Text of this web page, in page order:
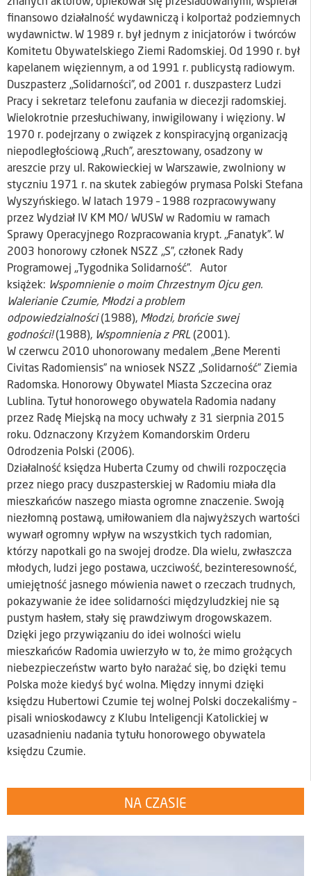
finansowo działalność wydawniczą i kolportaż podziemnych
wydawnictw. W 1989 r. był jednym z inicjatorów i twórców
Komitetu Obywatelskiego Ziemi Radomskiej. Od 1990 r. był
kapelanem więziennym, a od 1991 r. publicystą radiowym.
Duszpasterz „Solidarności”, od 2001 r. duszpasterz Ludzi
Pracy i sekretarz telefonu zaufania w diecezji radomskiej.
Wielokrotnie przesłuchiwany, inwigilowany i więziony. W
1970 r. podejrzany o związek z konspiracyjną organizacją
niepodległościową „Ruch”, aresztowany, osadzony w
areszcie przy ul. Rakowieckiej w Warszawie, zwolniony w
styczniu 1971 r. na skutek zabiegów prymasa Polski Stefana
Wyszyńskiego. W latach 1979 – 1988 rozpracowywany
przez Wydział IV KM MO/ WUSW w Radomiu w ramach
Sprawy Operacyjnego Rozpracowania krypt. „Fanatyk”. W
2003 honorowy członek NSZZ „S”, członek Rady
Programowej „Tygodnika Solidarność”. Autor
książek: Wspomnienie o moim Chrzestnym Ojcu gen.
Walerianie Czumie, Młodzi a problem
odpowiedzialności(1988), Młodzi, brońcie swej
godności!(1988), Wspomnienia z PRL (2001).
W czerwcu 2010 uhonorowany medalem „Bene Merenti
Civitas Radomiensis” na wniosek NSZZ „Solidarność” Ziemia
Radomska. Honorowy Obywatel Miasta Szczecina oraz
Lublina. Tytuł honorowego obywatela Radomia nadany
przez Radę Miejską na mocy uchwały z 31 sierpnia 2015
roku. Odznaczony Krzyżem Komandorskim Orderu
Odrodzenia Polski (2006).
Działalność księdza Huberta Czumy od chwili rozpoczęcia
przez niego pracy duszpasterskiej w Radomiu miała dla
mieszkańców naszego miasta ogromne znaczenie. Swoją
niezłomną postawą, umiłowaniem dla najwyższych wartości
wywarł ogromny wpływ na wszystkich tych radomian,
którzy napotkali go na swojej drodze. Dla wielu, zwłaszcza
młodych, ludzi jego postawa, uczciwość, bezinteresowność,
umiejętność jasnego mówienia nawet o rzeczach trudnych,
pokazywanie że idee solidarności międzyludzkiej nie są
pustym hasłem, stały się prawdziwym drogowskazem.
Dzięki jego przywiązaniu do idei wolności wielu
mieszkańców Radomia uwierzyło w to, że mimo grożących
niebezpieczeństw warto było narażać się, bo dzięki temu
Polska może kiedyś być wolna. Między innymi dzięki
księdzu Hubertowi Czumie tej wolnej Polski doczekaliśmy –
pisali wnioskodawcy z Klubu Inteligencji Katolickiej w
uzasadnieniu nadania tytułu honorowego obywatela
księdzu Czumie.
NA CZASIE